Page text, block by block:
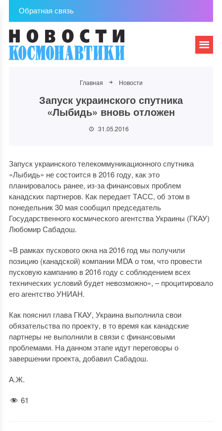
Обратная связь
Главная Новости
Запуск украинского спутника
«Лыбидь» вновь отложен
31.05.2016
Запуск украинского телекоммуникационного спутника
«Лыбидь» не состоится в 2016 году, как это
планировалось ранее, из-за финансовых проблем
канадских партнеров. Как передает ТАСС, об этом в
понедельник 30 мая сообщил председатель
Государственного космического агентства Украины (ГКАУ)
Любомир Сабадош.
«В рамках пускового окна на 2016 год мы получили
позицию (канадской) компании MDA о том, что провести
пусковую кампанию в 2016 году с соблюдением всех
технических условий будет невозможно», – процитировало
его агентство УНИАН.
Как пояснил глава ГКАУ, Украина выполнила свои
обязательства по проекту, в то время как канадские
партнеры не выполнили в связи с финансовыми
проблемами. На данном этапе идут переговоры о
завершении проекта, добавил Сабадош.
А.Ж.
61